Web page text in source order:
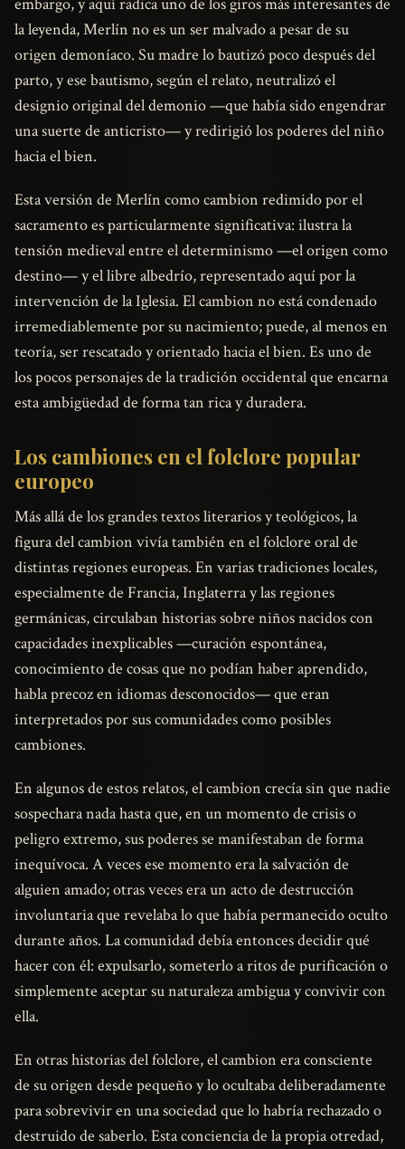
la leyenda, Merlín no es un ser malvado a pesar de su
origen demoníaco. Su madre lo bautizó poco después del
parto, y ese bautismo, según el relato, neutralizó el
designio original del demonio —que había sido engendrar
una suerte de anticristo— y redirigió los poderes del niño
hacia el bien.
Esta versión de Merlín como cambion redimido por el
sacramento es particularmente significativa: ilustra la
tensión medieval entre el determinismo —el origen como
destino— y el libre albedrío, representado aquí por la
intervención de la Iglesia. El cambion no está condenado
irremediablemente por su nacimiento; puede, al menos en
teoría, ser rescatado y orientado hacia el bien. Es uno de
los pocos personajes de la tradición occidental que encarna
esta ambigüedad de forma tan rica y duradera.
Los cambiones en el folclore popular
europeo
Más allá de los grandes textos literarios y teológicos, la
figura del cambion vivía también en el folclore oral de
distintas regiones europeas. En varias tradiciones locales,
especialmente de Francia, Inglaterra y las regiones
germánicas, circulaban historias sobre niños nacidos con
capacidades inexplicables —curación espontánea,
conocimiento de cosas que no podían haber aprendido,
habla precoz en idiomas desconocidos— que eran
interpretados por sus comunidades como posibles
cambiones.
En algunos de estos relatos, el cambion crecía sin que nadie
sospechara nada hasta que, en un momento de crisis o
peligro extremo, sus poderes se manifestaban de forma
inequívoca. A veces ese momento era la salvación de
alguien amado; otras veces era un acto de destrucción
involuntaria que revelaba lo que había permanecido oculto
durante años. La comunidad debía entonces decidir qué
hacer con él: expulsarlo, someterlo a ritos de purificación o
simplemente aceptar su naturaleza ambigua y convivir con
ella.
En otras historias del folclore, el cambion era consciente
de su origen desde pequeño y lo ocultaba deliberadamente
para sobrevivir en una sociedad que lo habría rechazado o
destruido de saberlo. Esta conciencia de la propia otredad,